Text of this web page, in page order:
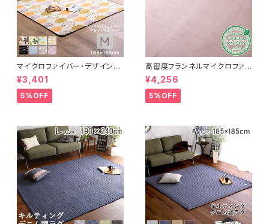
マイクロファイバー・デザインラ
グマットMサイズ（185×185cm）
洗えるラグマット 【WASHFA2】
FRG-D2-M
¥3,401
5%OFF
高密度フランネルマイクロファイ
バー・ラグマットLサイズ（200×2
50cm）洗えるラグマット｜ナル
トレア
¥4,256
5%OFF